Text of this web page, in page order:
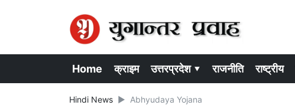
Home क्राइम उत्तरप्रदेश ▾ राजनीति राष्ट्रीय
Hindi News Abhyudaya Yojana